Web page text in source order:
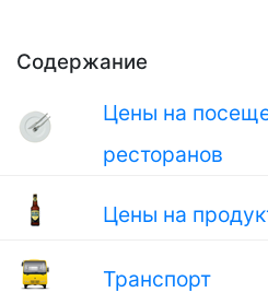
Содержание
Цены на
ресторанов
Цены на
Транспорт